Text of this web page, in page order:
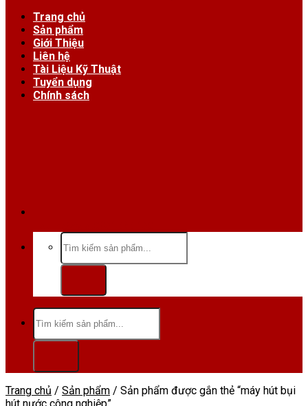
Trang chủ
Sản phẩm
Giới Thiệu
Liên hệ
Tài Liệu Kỹ Thuật
Tuyển dụng
Chính sách
Tìm
kiếm:
Tìm
kiếm:
Trang chủ / Sản phẩm / Sản phẩm được gắn thẻ “máy hút bụi
hút nước công nghiệp”